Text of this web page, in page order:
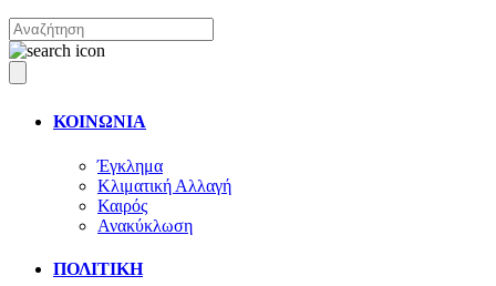
ΚΟΙΝΩΝΙΑ
Έγκλημα
Κλιματική Αλλαγή
Καιρός
Ανακύκλωση
ΠΟΛΙΤΙΚΗ